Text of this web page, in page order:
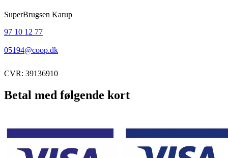
SuperBrugsen Karup
97 10 12 77
05194@coop.dk
CVR: 39136910
Betal med følgende kort